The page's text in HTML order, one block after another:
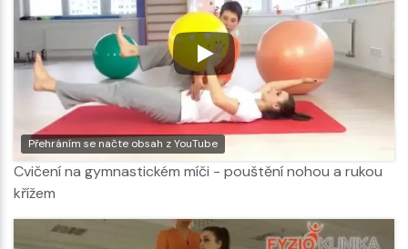
Přehráním se načte obsah z YouTube
Cvičení na gymnastickém míči - pouštění nohou a rukou
křížem